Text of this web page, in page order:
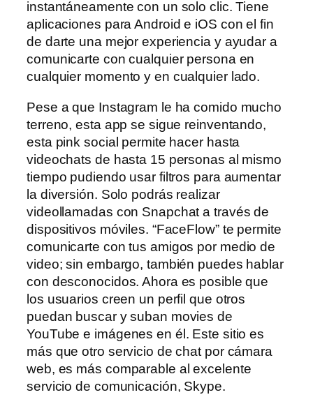
instantáneamente con un solo clic. Tiene
aplicaciones para Android e iOS con el fin
de darte una mejor experiencia y ayudar a
comunicarte con cualquier persona en
cualquier momento y en cualquier lado.
Pese a que Instagram le ha comido mucho
terreno, esta app se sigue reinventando,
esta pink social permite hacer hasta
videochats de hasta 15 personas al mismo
tiempo pudiendo usar filtros para aumentar
la diversión. Solo podrás realizar
videollamadas con Snapchat a través de
dispositivos móviles. “FaceFlow” te permite
comunicarte con tus amigos por medio de
video; sin embargo, también puedes hablar
con desconocidos. Ahora es posible que
los usuarios creen un perfil que otros
puedan buscar y suban movies de
YouTube e imágenes en él. Este sitio es
más que otro servicio de chat por cámara
web, es más comparable al excelente
servicio de comunicación, Skype.